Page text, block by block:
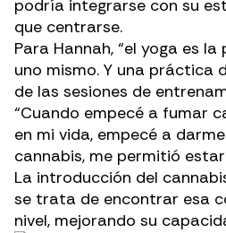
podría integrarse con su
que centrarse.
Para Hannah, “el yoga es
uno mismo. Y una práctica
de las sesiones de
“Cuando empecé a fumar
en mi vida, empecé a
cannabis, me permitió
La introducción del
se trata de encontrar esa
nivel, mejorando su